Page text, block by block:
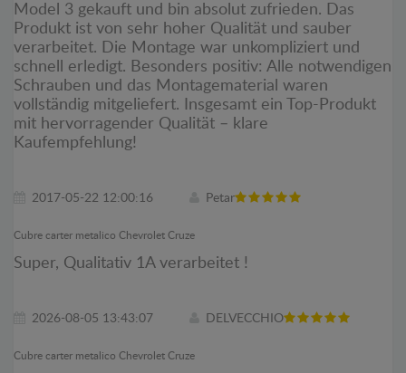
Model 3 gekauft und bin absolut zufrieden. Das
Produkt ist von sehr hoher Qualität und sauber
verarbeitet. Die Montage war unkompliziert und
schnell erledigt. Besonders positiv: Alle notwendigen
Schrauben und das Montagematerial waren
vollständig mitgeliefert. Insgesamt ein Top-Produkt
mit hervorragender Qualität – klare
Kaufempfehlung!
2017-05-22 12:00:16 Petar
Cubre carter metalico Chevrolet Cruze
Super, Qualitativ 1A verarbeitet !
2026-08-05 13:43:07 DELVECCHIO
Cubre carter metalico Chevrolet Cruze